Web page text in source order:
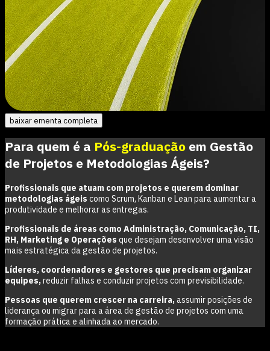
baixar ementa completa
Para quem é a Pós-graduação em Gestão
de Projetos e Metodologias Ágeis?
Profissionais que atuam com projetos e querem dominar
metodologias ágeis como Scrum, Kanban e Lean para aumentar a
produtividade e melhorar as entregas.
Profissionais de áreas como Administração, Comunicação, TI,
RH, Marketing e Operações que desejam desenvolver uma visão
mais estratégica da gestão de projetos.
Líderes, coordenadores e gestores que precisam organizar
equipes,reduzir falhas e conduzir projetos com previsibilidade.
Pessoas que querem crescer na carreira,assumir posições de
liderança ou migrar para a área de gestão de projetos com uma
formação prática e alinhada ao mercado.